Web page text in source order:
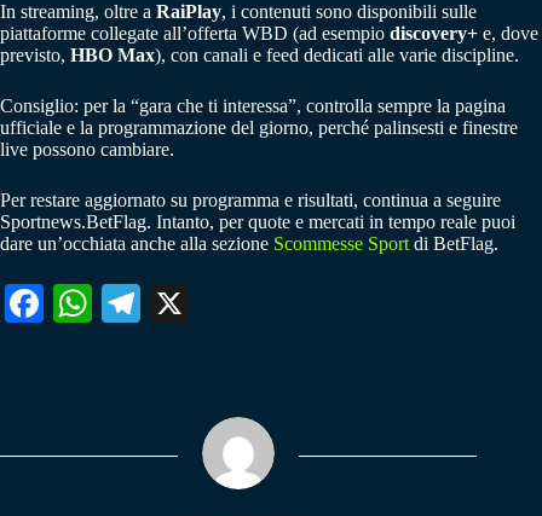
In streaming, oltre a RaiPlay, i contenuti sono disponibili sulle
piattaforme collegate all’offerta WBD (ad esempio discovery+ e, dove
previsto, HBO Max), con canali e feed dedicati alle varie discipline.
Consiglio: per la “gara che ti interessa”, controlla sempre la pagina
ufficiale e la programmazione del giorno, perché palinsesti e finestre
live possono cambiare.
Per restare aggiornato su programma e risultati, continua a seguire
Sportnews.BetFlag. Intanto, per quote e mercati in tempo reale puoi
dare un’occhiata anche alla sezione Scommesse Sport di BetFlag.
Fa W
pp
Te
m